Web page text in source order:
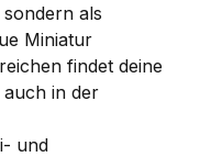
als
Miniatur
findet deine
in der
und